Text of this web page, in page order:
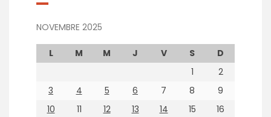
NOVEMBRE 2025
L M M J V S
D
1
2
3
4 5 6 7 8
9
10
11 12 13 14 15
16